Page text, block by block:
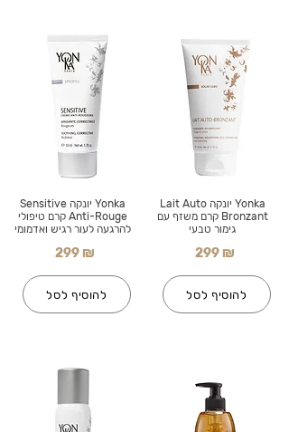
Yonka יונקה Sensitive
Anti-Rouge קרם טיפולי
להרגעה לעור רגיש ואדמומי
299 ₪
להוסיף לסל
Yonka יונקה Lait Auto
Bronzant קרם משזף עם
גימור טבעי
299 ₪
להוסיף לסל